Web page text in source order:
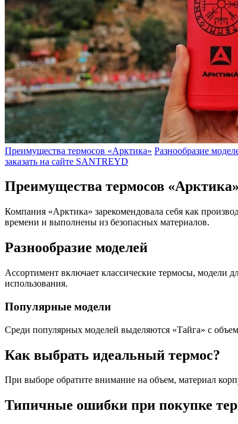
Преимущества термосов «Арктика» Разнообразие
заказать на сайте SANTREYD
Преимущества термосов «Арктика»
Компания «Арктика» зарекомендовала себя как
времени и выполнены из безопасных материалов.
Разнообразие моделей
Ассортимент включает классические термосы, модели
использования.
Популярные модели
Среди популярных моделей выделяются «Тайга» с
Как выбрать идеальный термос?
При выборе обратите внимание на объем, материал
Типичные ошибки при покупке